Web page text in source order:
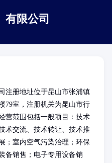
有限公司
注册地址位于昆山市张浦镇
79室，注册机关为昆山市行
营范围包括一般项目：技术
术交流、技术转让、技术推
；室内空气污染治理；环保
备销售；电子专用设备销